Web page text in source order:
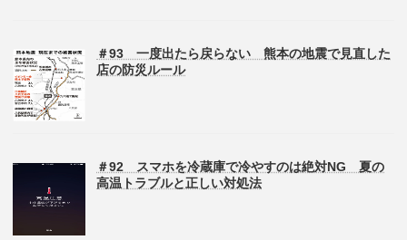
＃93 一度出たら戻らない 熊本の地震で見直した
店の防災ルール
＃92 スマホを冷蔵庫で冷やすのは絶対NG 夏の
高温トラブルと正しい対処法